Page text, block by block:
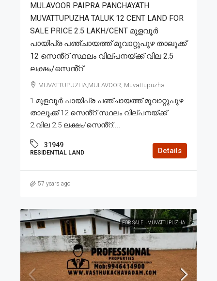
MULAVOOR PAIPRA PANCHAYATH
MUVATTUPUZHA TALUK 12 CENT LAND FOR
SALE PRICE 2.5 LAKH/CENT മുളവൂർ
പായിപ്ര പഞ്ചായത്ത് മൂവാറ്റുപുഴ താലൂക്ക്
12 സെൻ്റ് സ്ഥലം വില്പനയ്ക്ക് വില 2.5
ലക്ഷം/സെൻ്റ്
MUVATTUPUZHA,MULAVOOR, Muvattupuzha
1.മുളവൂർ പായിപ്ര പഞ്ചായത്ത് മൂവാറ്റുപുഴ
താലൂക്ക് 12 സെൻ്റ് സ്ഥലം വില്പനയ്ക്ക്.
2.വില 2.5 ലക്ഷം/സെൻ്റ്....
31949
RESIDENTIAL LAND Details
57 years ago
FOR SALE MUVATTUPUZHA